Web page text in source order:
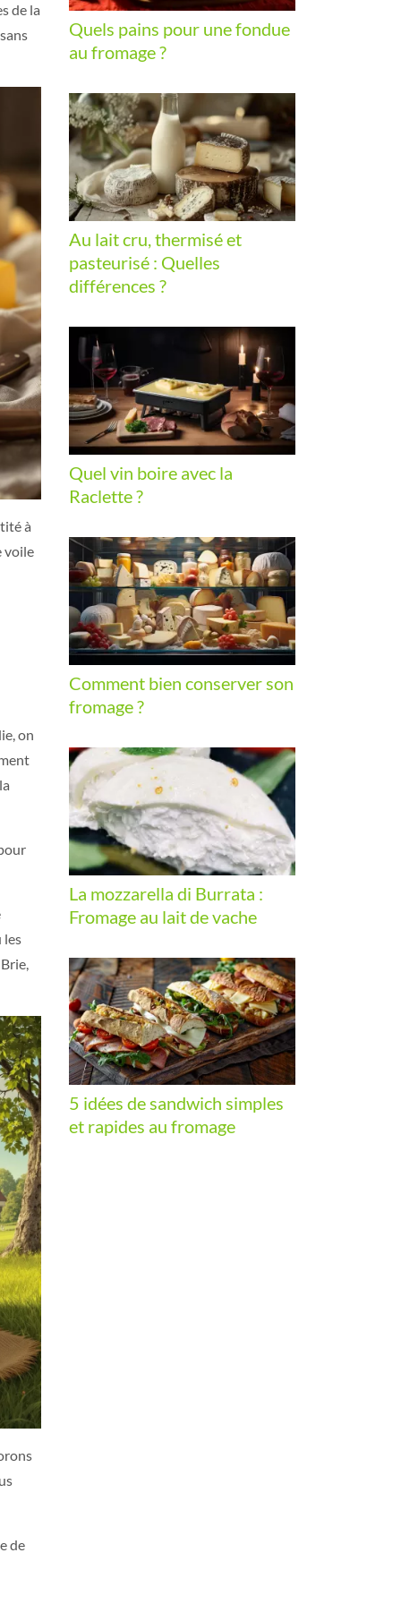
de la
à
voile
on
les
de
Quels pains pour une fondue
au fromage ?
Au lait cru, thermisé et
pasteurisé : Quelles
différences ?
Quel vin boire avec la
Raclette ?
Comment bien conserver son
fromage ?
La mozzarella di Burrata :
Fromage au lait de vache
5 idées de sandwich simples
et rapides au fromage